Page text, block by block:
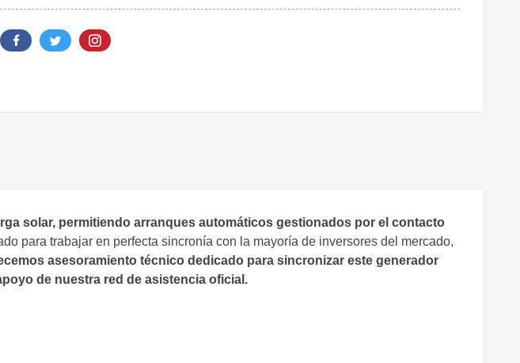
solar, permitiendo arranques automáticos gestionados por el contacto
para trabajar en perfecta sincronía con la mayoría de inversores del mercado,
asesoramiento técnico dedicado para sincronizar este generador
de nuestra red de asistencia oficial.